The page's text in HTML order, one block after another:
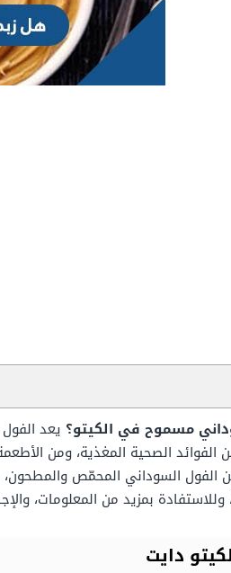
مسموح في الكيتو؟ يعد
الفوائد الصحية المغذية، ومن
السوداني المحمّص والمطحون،
وللاستفادة بمزيد من المعلومات،
دايت